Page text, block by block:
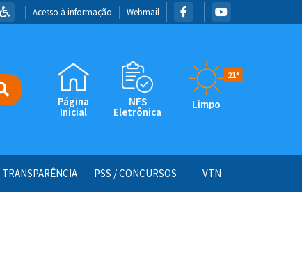
Acesso à informação Webmail
Página
Inicial
NFS
Eletrônica
21°
Limpo
TRANSPARÊNCIA PSS / CONCURSOS VTN